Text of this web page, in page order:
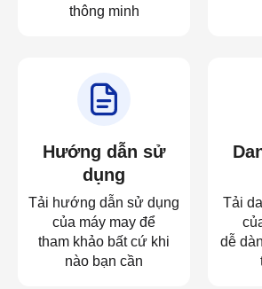
thông minh
Hướng dẫn sử
dụng
Tải hướng dẫn sử dụng
của máy may để
tham khảo bất cứ khi
nào bạn cần
Tải
dễ